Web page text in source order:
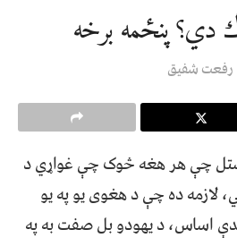
دي؟ پنځمه برخه
رفعت شفيق
چې هر هغه څوک چې غواړي د
لازمه ده چې د هغوی يو په يو
اساس، د يهودو بل صفت به په